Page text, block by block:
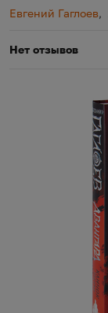
Автор
Евгений Гаглоев,
Нет отзывов